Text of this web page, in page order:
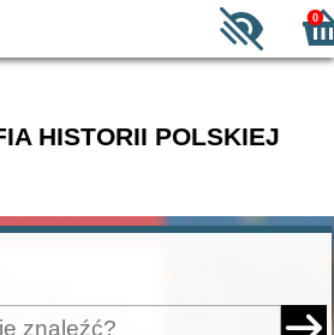
0
HISTORII POLSKIEJ